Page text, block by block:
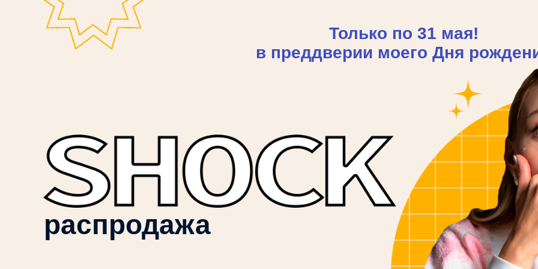
Только по 31 мая!
в преддверии моего Дня
распродажа